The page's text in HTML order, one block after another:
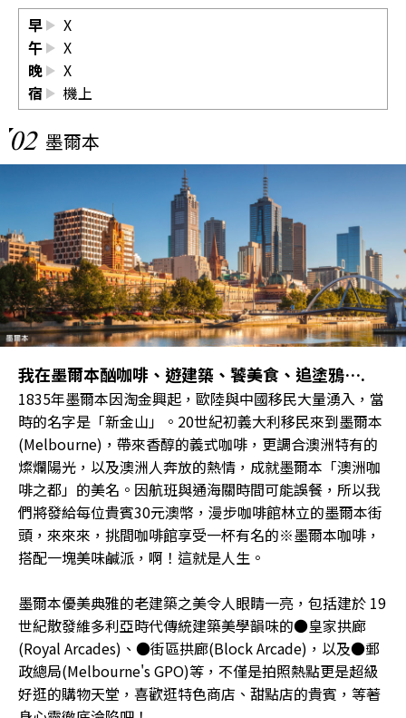
早
X
午
X
晚
X
宿
機上
02 墨爾本
我在墨爾本酗咖啡、遊建築、饕美食、追塗鴉….
1835年墨爾本因淘金興起，歐陸與中國移民大量湧入，當
時的名字是「新金山」。20世紀初義大利移民來到墨爾本
(Melbourne)，帶來香醇的義式咖啡，更調合澳洲特有的
燦爛陽光，以及澳洲人奔放的熱情，成就墨爾本「澳洲咖
啡之都」的美名。因航班與通海關時間可能誤餐，所以我
們將發給每位貴賓30元澳幣，漫步咖啡館林立的墨爾本街
頭，來來來，挑間咖啡館享受一杯有名的※墨爾本咖啡，
搭配一塊美味鹹派，啊！這就是人生。
墨爾本優美典雅的老建築之美令人眼睛一亮，包括建於 19
世紀散發維多利亞時代傳統建築美學韻味的●皇家拱廊
(Royal Arcades)、●街區拱廊(Block Arcade)，以及●郵
政總局(Melbourne's GPO)等，不僅是拍照熱點更是超級
好逛的購物天堂，喜歡逛特色商店、甜點店的貴賓，等著